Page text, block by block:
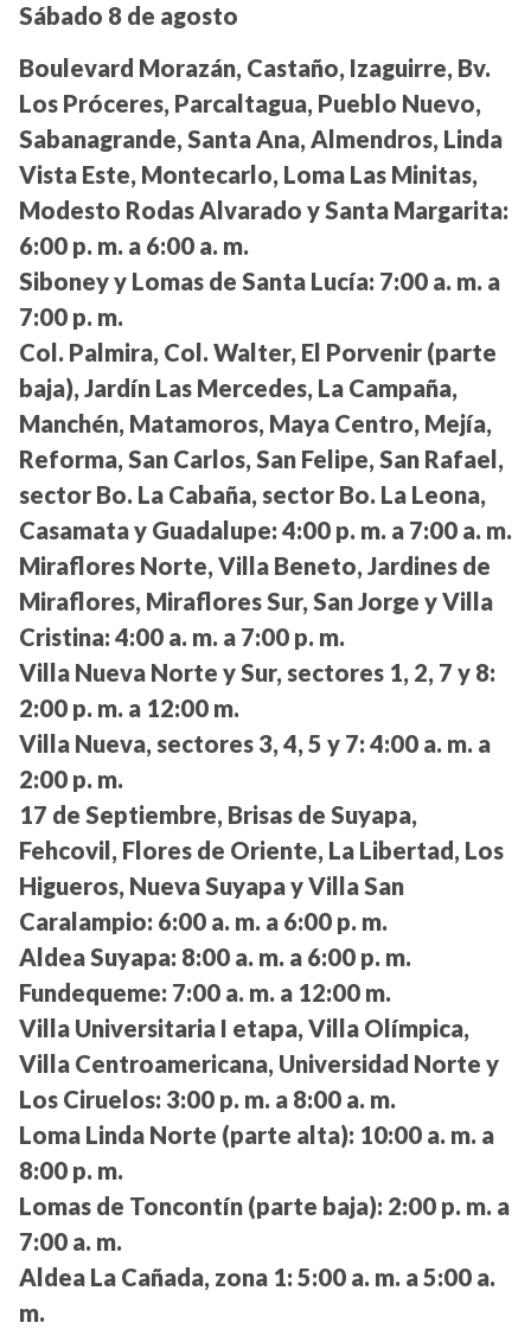
Sábado 8 de agosto
Boulevard Morazán, Castaño, Izaguirre, Bv.
Los Próceres, Parcaltagua, Pueblo Nuevo,
Sabanagrande, Santa Ana, Almendros, Linda
Vista Este, Montecarlo, Loma Las Minitas,
Modesto Rodas Alvarado y Santa Margarita:
6:00 p. m. a 6:00 a. m.
Siboney y Lomas de Santa Lucía: 7:00 a. m. a
7:00 p. m.
Col. Palmira, Col. Walter, El Porvenir (parte
baja), Jardín Las Mercedes, La Campaña,
Manchén, Matamoros, Maya Centro, Mejía,
Reforma, San Carlos, San Felipe, San Rafael,
sector Bo. La Cabaña, sector Bo. La Leona,
Casamata y Guadalupe: 4:00 p. m. a 7:00 a. m.
Miraflores Norte, Villa Beneto, Jardines de
Miraflores, Miraflores Sur, San Jorge y Villa
Cristina: 4:00 a. m. a 7:00 p. m.
Villa Nueva Norte y Sur, sectores 1, 2, 7 y 8:
2:00 p. m. a 12:00 m.
Villa Nueva, sectores 3, 4, 5 y 7: 4:00 a. m. a
2:00 p. m.
17 de Septiembre, Brisas de Suyapa,
Fehcovil, Flores de Oriente, La Libertad, Los
Higueros, Nueva Suyapa y Villa San
Caralampio: 6:00 a. m. a 6:00 p. m.
Aldea Suyapa: 8:00 a. m. a 6:00 p. m.
Fundequeme: 7:00 a. m. a 12:00 m.
Villa Universitaria I etapa, Villa Olímpica,
Villa Centroamericana, Universidad Norte y
Los Ciruelos: 3:00 p. m. a 8:00 a. m.
Loma Linda Norte (parte alta): 10:00 a. m. a
8:00 p. m.
Lomas de Toncontín (parte baja): 2:00 p. m. a
7:00 a. m.
Aldea La Cañada, zona 1: 5:00 a. m. a 5:00 a.
m.